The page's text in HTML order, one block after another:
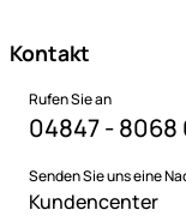
Kontakt
Rufen Sie an
04847 - 8068
Senden Sie uns eine
Kundencenter